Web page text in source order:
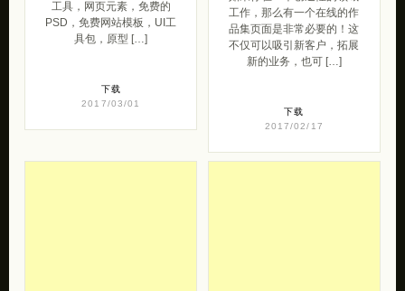
工具，网页元素，免费的
PSD，免费网站模板，UI工
具包，原型 […]
下载
2017/03/01
工作，那么有一个在线的作
品集页面是非常必要的！这
不仅可以吸引新客户，拓展
新的业务，也可 […]
下载
2017/02/17